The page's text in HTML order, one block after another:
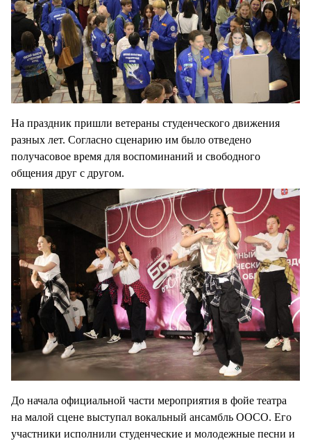
На праздник пришли ветераны студенческого движения
разных лет. Согласно сценарию им было отведено
получасовое время для воспоминаний и свободного
общения друг с другом.
До начала официальной части мероприятия в фойе театра
на малой сцене выступал вокальный ансамбль ООСО. Его
участники исполнили студенческие и молодежные песни и